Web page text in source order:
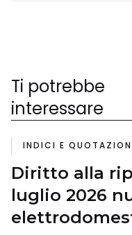
Ti potrebbe
interessare
INDICI E
Diritto alla
luglio 2026